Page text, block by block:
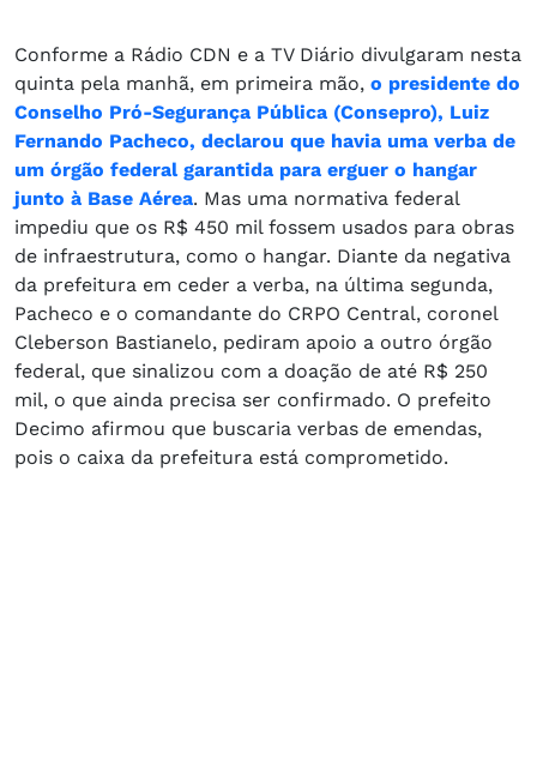
Conforme a Rádio CDN e a TV Diário divulgaram nesta
quinta pela manhã, em primeira mão, o presidente do
Conselho Pró-Segurança Pública (Consepro), Luiz
Fernando Pacheco, declarou que havia uma verba de
um órgão federal garantida para erguer o hangar
junto à Base Aérea. Mas uma normativa federal
impediu que os R$ 450 mil fossem usados para obras
de infraestrutura, como o hangar. Diante da negativa
da prefeitura em ceder a verba, na última segunda,
Pacheco e o comandante do CRPO Central, coronel
Cleberson Bastianelo, pediram apoio a outro órgão
federal, que sinalizou com a doação de até R$ 250
mil, o que ainda precisa ser confirmado. O prefeito
Decimo afirmou que buscaria verbas de emendas,
pois o caixa da prefeitura está comprometido.